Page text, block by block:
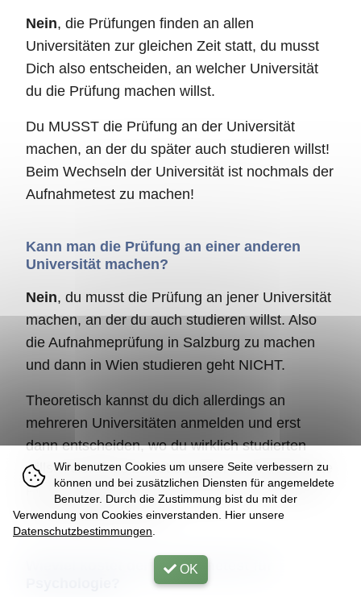
Nein, die Prüfungen finden an allen
Universitäten zur gleichen Zeit statt, du musst
Dich also entscheiden, an welcher Universität
du die Prüfung machen willst.
Du MUSST die Prüfung an der Universität
machen, an der du später auch studieren willst!
Beim Wechseln der Universität ist nochmals der
Aufnahmetest zu machen!
Kann man die Prüfung an einer anderen
Universität machen?
Nein, du musst die Prüfung an jener Universität
machen, an der du auch studieren willst. Also
die Aufnahmeprüfung in Salzburg zu machen
und dann in Wien studieren geht NICHT.
Theoretisch kannst du dich allerdings an
mehreren Universitäten anmelden und erst
dann entscheiden, wo du wirklich studierten
willst. Allerdings zahlst du dann auch überall die
Prüfungsgebühr und wie gesagt: Prüfung dort,
wo du studieren willst.
Wieviel kostet der Aufnahmetest für
Wir benutzen Cookies um unsere Seite verbessern zu
können und bei zusätzlichen Diensten für angemeldete
Benutzer. Durch die Zustimmung bist du mit der
Verwendung von Cookies einverstanden. Hier unsere
Datenschutzbestimmungen
OK